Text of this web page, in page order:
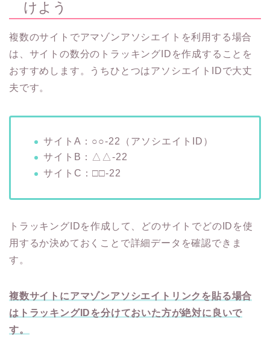
けよう
複数のサイトでアマゾンアソシエイトを利用する場合
は、サイトの数分のトラッキングIDを作成することを
おすすめします。うちひとつはアソシエイトIDで大丈
夫です。
サイトA：○○-22（アソシエイトID）
サイトB：△△-22
サイトC：□□-22
トラッキングIDを作成して、どのサイトでどのIDを使
用するか決めておくことで詳細データを確認できま
す。
複数サイトにアマゾンアソシエイトリンクを貼る場合
はトラッキングIDを分けておいた方が絶対に良いで
す。